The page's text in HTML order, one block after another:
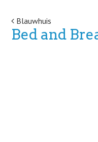
Post
Blauwhuis
Bed and